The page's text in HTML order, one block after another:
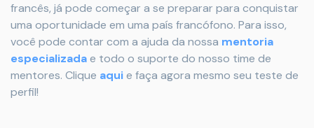
francês, já pode começar a se preparar para conquistar
uma oportunidade em uma país francófono. Para isso,
você pode contar com a ajuda da nossa mentoria
especializadae todo o suporte do nosso time de
mentores. Clique aquie faça agora mesmo seu teste de
perfil!